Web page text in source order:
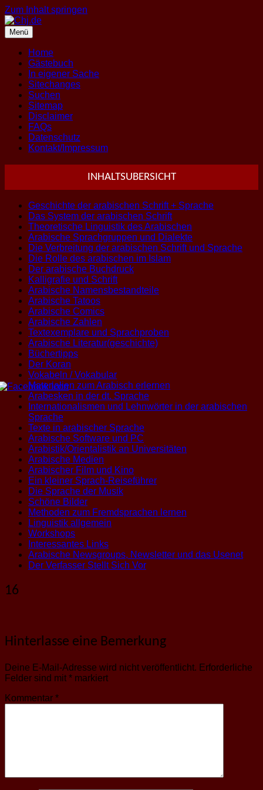
Zum Inhalt springen
Menü
Home
Gästebuch
In eigener Sache
Sitechanges
Suchen
Sitemap
Disclaimer
FAQs
Datenschutz
Kontakt/Impressum
INHALTSUBERSICHT
Geschichte der arabischen Schrift + Sprache
Das System der arabischen Schrift
Theoretische Linguistik des Arabischen
Arabische Sprachgruppen und Dialekte
Die Verbreitung der arabischen Schrift und Sprache
Die Rolle des arabischen im Islam
Der arabische Buchdruck
Kalligrafie und Schrift
Arabische Namensbestandteile
Arabische Tatoos
Arabische Comics
Arabische Zahlen
Textexemplare und Sprachproben
Arabische Literatur(geschichte)
Büchertipps
Der Koran
Vokabeln / Vokabular
Materialien zum Arabisch erlernen
Arabesken in der dt. Sprache
Internationalismen und Lehnwörter in der arabischen
Sprache
Texte in arabischer Sprache
Arabische Software und PC
Arabistik/Orientalistik an Universitäten
Arabische Medien
Arabischer Film und Kino
Ein kleiner Sprach-Reiseführer
Die Sprache der Musik
Schöne Bilder
Methoden zum Fremdsprachen lernen
Linguistik allgemein
Workshops
Interessantes Links
Arabische Newsgroups, Newsletter und das Usenet
Der Verfasser Stellt Sich Vor
16
Hinterlasse eine Bemerkung
Deine E-Mail-Adresse wird nicht veröffentlicht. Erforderliche
Felder sind mit * markiert
Kommentar *